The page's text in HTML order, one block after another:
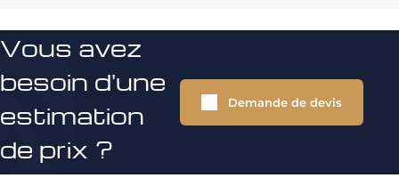
Vous avez
besoin d'une
estimation
de prix ?
Demande de devis